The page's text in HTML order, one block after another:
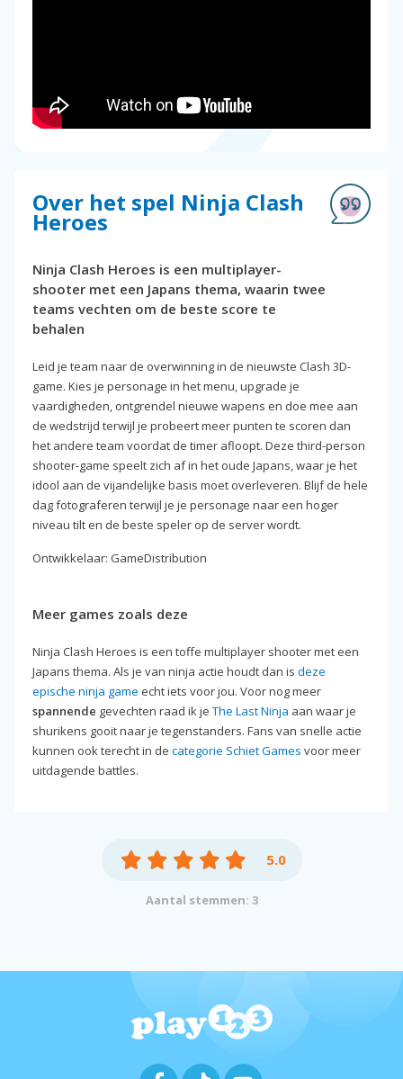
Over het spel Ninja Clash
Heroes
Ninja Clash Heroes is een multiplayer-
shooter met een Japans thema, waarin twee
teams vechten om de beste score te
behalen
Leid je team naar de overwinning in de nieuwste Clash 3D-
game. Kies je personage in het menu, upgrade je
vaardigheden, ontgrendel nieuwe wapens en doe mee aan
de wedstrijd terwijl je probeert meer punten te scoren dan
het andere team voordat de timer afloopt. Deze third-person
shooter-game speelt zich af in het oude Japans, waar je het
idool aan de vijandelijke basis moet overleveren. Blijf de hele
dag fotograferen terwijl je je personage naar een hoger
niveau tilt en de beste speler op de server wordt.
Ontwikkelaar: GameDistribution
Meer games zoals deze
Ninja Clash Heroes is een toffe multiplayer shooter met een
Japans thema. Als je van ninja actie houdt dan is deze
epische ninja game echt iets voor jou. Voor nog meer
spannende gevechten raad ik je The Last Ninja aan waar je
shurikens gooit naar je tegenstanders. Fans van snelle actie
kunnen ook terecht in de categorie Schiet Games voor meer
uitdagende battles.
5.0
Aantal stemmen: 3